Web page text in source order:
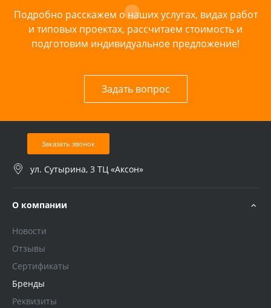
Подробно расскажем о наших услугах, видах работ
и типовых проектах, рассчитаем стоимость и
подготовим индивидуальное предложение!
Задать вопрос
Заказать звонок
ул. Сутырина, 3 ТЦ «Аксон»
О компании
Новости
Отзывы
Сертификаты
Бренды
Реквизиты